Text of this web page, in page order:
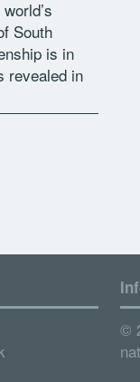
South
is in
revealed in
©